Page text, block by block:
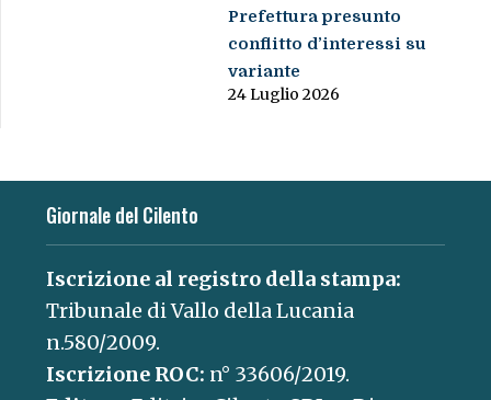
Prefettura presunto
conflitto d’interessi su
variante
24 Luglio 2026
Giornale del Cilento
Iscrizione al registro della stampa:
Tribunale di Vallo della Lucania
n.580/2009.
Iscrizione ROC: n° 33606/2019.